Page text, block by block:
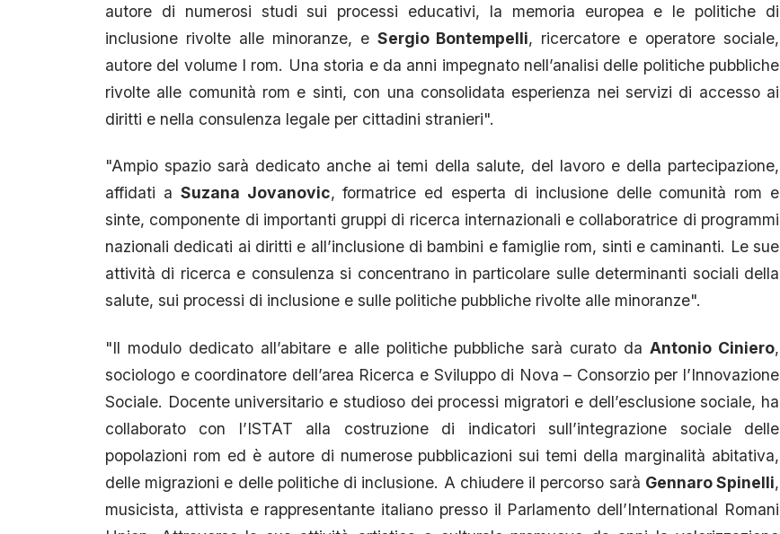
autore di numerosi studi sui processi educativi, la memoria europea e le politiche di
inclusione rivolte alle minoranze, e Sergio Bontempelli, ricercatore e operatore sociale,
autore del volume I rom. Una storia e da anni impegnato nell’analisi delle politiche pubbliche
rivolte alle comunità rom e sinti, con una consolidata esperienza nei servizi di accesso ai
diritti e nella consulenza legale per cittadini stranieri".
"Ampio spazio sarà dedicato anche ai temi della salute, del lavoro e della partecipazione,
affidati a Suzana Jovanovic, formatrice ed esperta di inclusione delle comunità rom e
sinte, componente di importanti gruppi di ricerca internazionali e collaboratrice di programmi
nazionali dedicati ai diritti e all’inclusione di bambini e famiglie rom, sinti e caminanti. Le sue
attività di ricerca e consulenza si concentrano in particolare sulle determinanti sociali della
salute, sui processi di inclusione e sulle politiche pubbliche rivolte alle minoranze".
"Il modulo dedicato all’abitare e alle politiche pubbliche sarà curato daAntonio Ciniero,
sociologo e coordinatore dell’area Ricerca e Sviluppo di Nova – Consorzio per l’Innovazione
Sociale. Docente universitario e studioso dei processi migratori e dell’esclusione sociale, ha
collaborato con l’ISTAT alla costruzione di indicatori sull’integrazione sociale delle
popolazioni rom ed è autore di numerose pubblicazioni sui temi della marginalità abitativa,
delle migrazioni e delle politiche di inclusione. A chiudere il percorso sarà Gennaro Spinelli,
musicista, attivista e rappresentante italiano presso il Parlamento dell’International Romani